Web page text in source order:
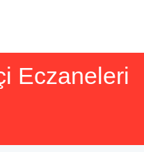
Eczaneleri